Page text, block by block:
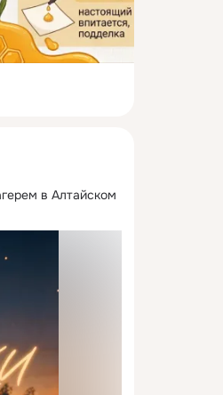
в Алтайском